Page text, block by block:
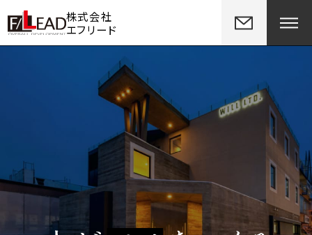
株式会社
エフリード